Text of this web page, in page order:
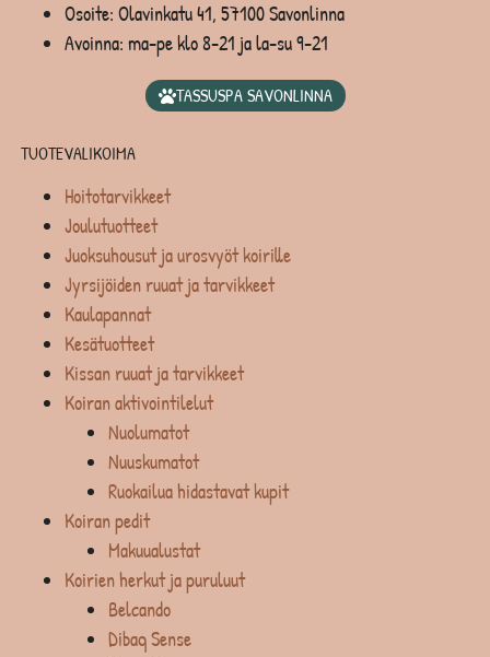
Osoite: Olavinkatu 41, 57100 Savonlinna
Avoinna: ma-pe klo 8-21 ja la-su 9-21
TASSUSPA SAVONLINNA
TUOTEVALIKOIMA
Hoitotarvikkeet
Joulutuotteet
Juoksuhousut ja urosvyöt koirille
Jyrsijöiden ruuat ja tarvikkeet
Kaulapannat
Kesätuotteet
Kissan ruuat ja tarvikkeet
Koiran aktivointilelut
Nuolumatot
Nuuskumatot
Ruokailua hidastavat kupit
Koiran pedit
Makuualustat
Koirien herkut ja puruluut
Belcando
Dibaq Sense